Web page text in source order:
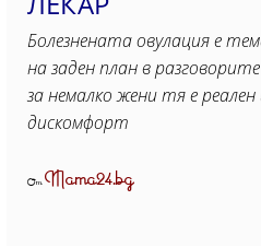
Болезнената овулация е
на заден план в
за немалко жени тя е
дискомфорт
ОтMama24.bg